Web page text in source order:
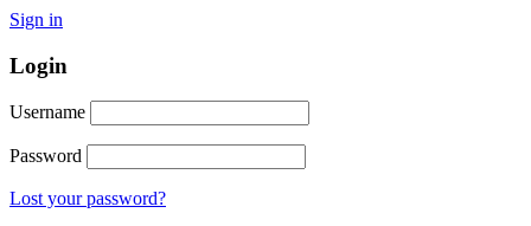
Sign in
Login
Username
Password
Lost your password?